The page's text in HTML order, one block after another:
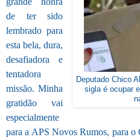
Deputado Chico
sigla é ocupar
de ter sido
lembrado para
esta bela, dura,
desafiadora e
tentadora
missão. Minha
gratidão vai
especialmente
para a APS Novos Rumos, para